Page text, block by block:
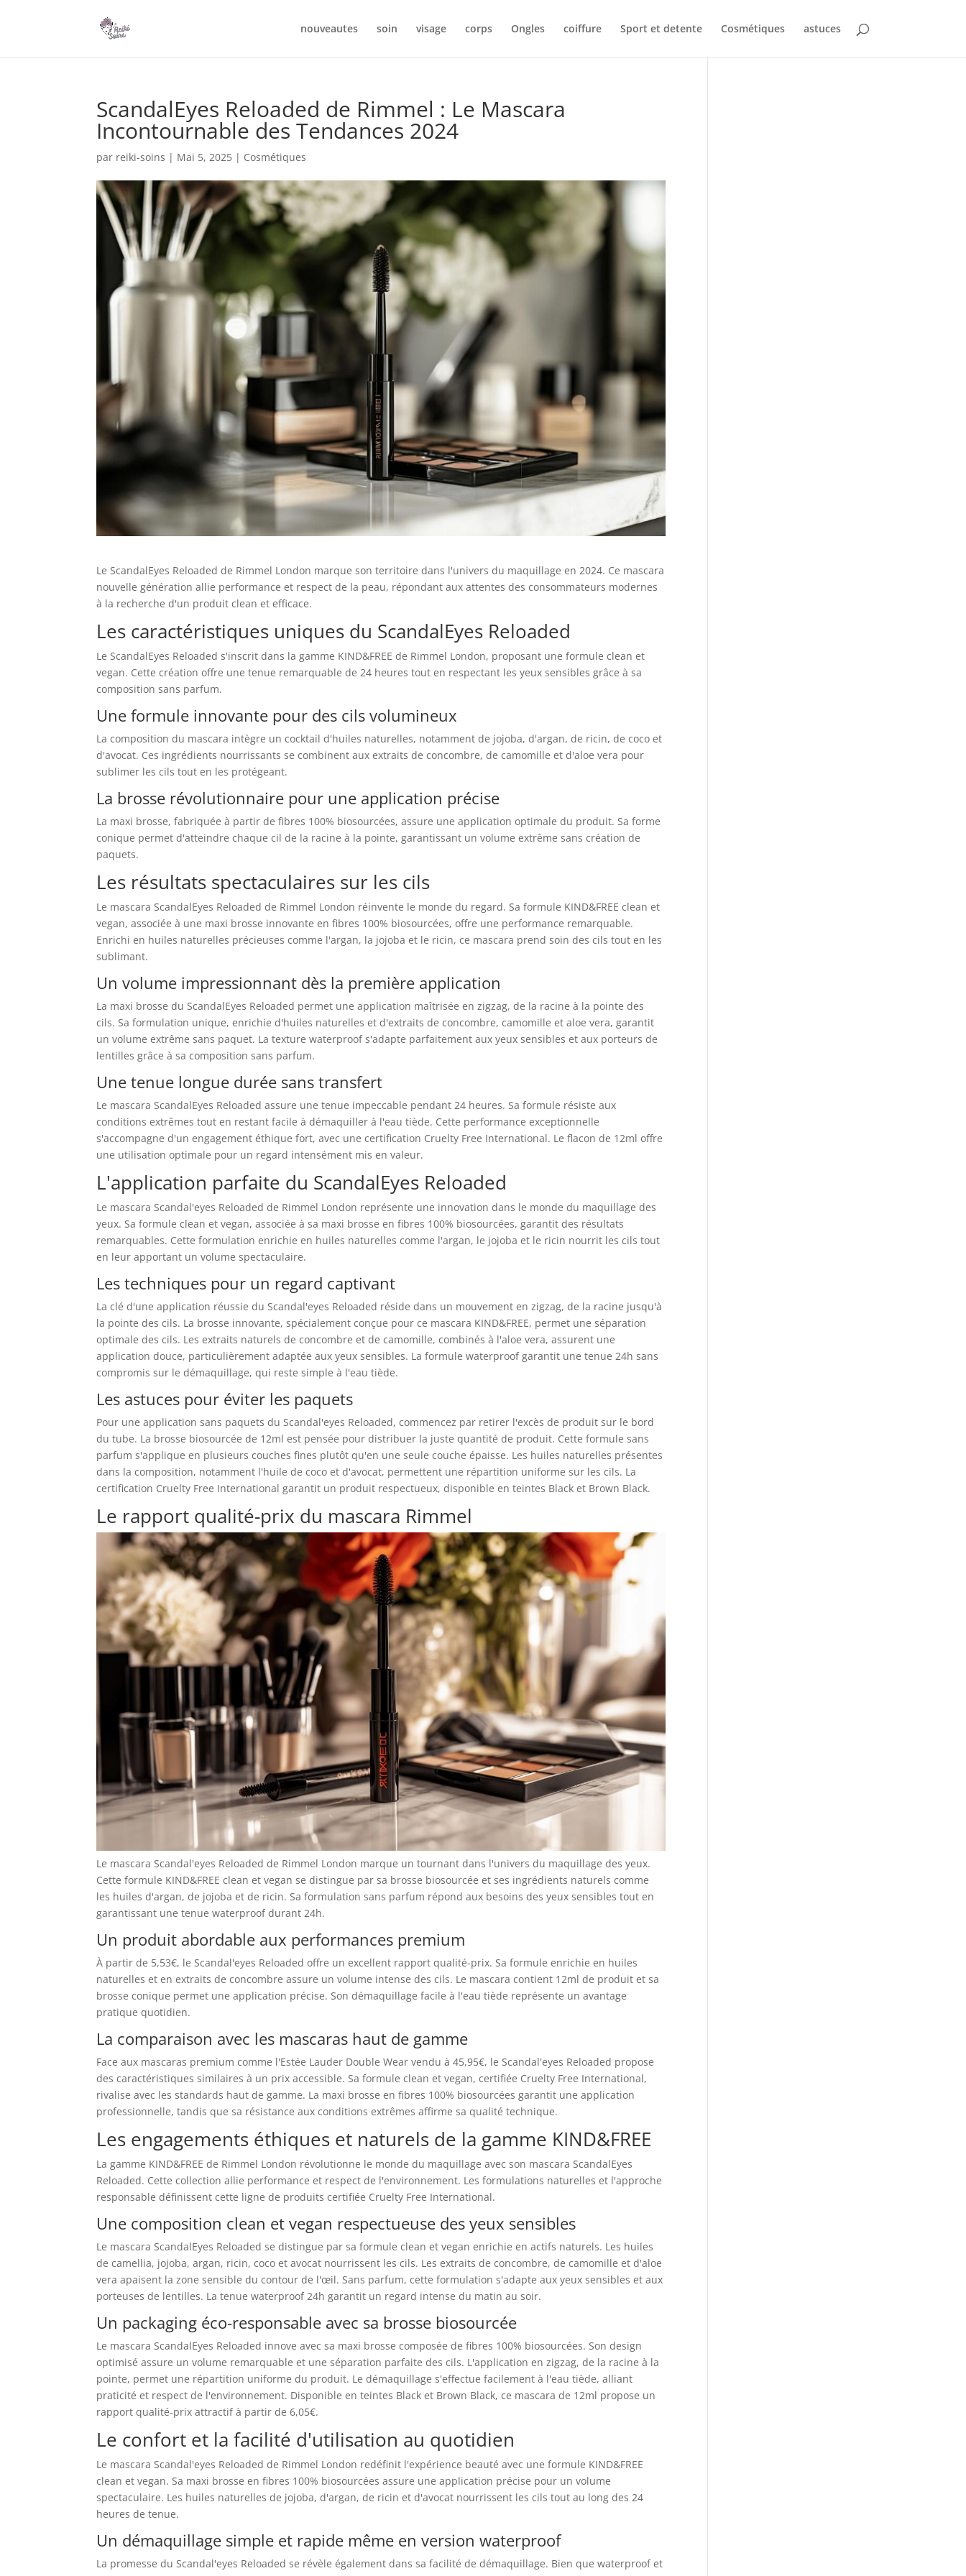
nouveautes soin visage corps Ongles coiffure Sport et detente Cosmétiques astuces
ScandalEyes Reloaded de Rimmel : Le Mascara
Incontournable des Tendances 2024
par reiki-soins | Mai 5, 2025 | Cosmétiques
Le ScandalEyes Reloaded de Rimmel London marque son territoire dans l'univers du maquillage en 2024. Ce mascara
nouvelle génération allie performance et respect de la peau, répondant aux attentes des consommateurs modernes
à la recherche d'un produit clean et efficace.
Les caractéristiques uniques du ScandalEyes Reloaded
Le ScandalEyes Reloaded s'inscrit dans la gamme KIND&FREE de Rimmel London, proposant une formule clean et
vegan. Cette création offre une tenue remarquable de 24 heures tout en respectant les yeux sensibles grâce à sa
composition sans parfum.
Une formule innovante pour des cils volumineux
La composition du mascara intègre un cocktail d'huiles naturelles, notamment de jojoba, d'argan, de ricin, de coco et
d'avocat. Ces ingrédients nourrissants se combinent aux extraits de concombre, de camomille et d'aloe vera pour
sublimer les cils tout en les protégeant.
La brosse révolutionnaire pour une application précise
La maxi brosse, fabriquée à partir de fibres 100% biosourcées, assure une application optimale du produit. Sa forme
conique permet d'atteindre chaque cil de la racine à la pointe, garantissant un volume extrême sans création de
paquets.
Les résultats spectaculaires sur les cils
Le mascara ScandalEyes Reloaded de Rimmel London réinvente le monde du regard. Sa formule KIND&FREE clean et
vegan, associée à une maxi brosse innovante en fibres 100% biosourcées, offre une performance remarquable.
Enrichi en huiles naturelles précieuses comme l'argan, la jojoba et le ricin, ce mascara prend soin des cils tout en les
sublimant.
Un volume impressionnant dès la première application
La maxi brosse du ScandalEyes Reloaded permet une application maîtrisée en zigzag, de la racine à la pointe des
cils. Sa formulation unique, enrichie d'huiles naturelles et d'extraits de concombre, camomille et aloe vera, garantit
un volume extrême sans paquet. La texture waterproof s'adapte parfaitement aux yeux sensibles et aux porteurs de
lentilles grâce à sa composition sans parfum.
Une tenue longue durée sans transfert
Le mascara ScandalEyes Reloaded assure une tenue impeccable pendant 24 heures. Sa formule résiste aux
conditions extrêmes tout en restant facile à démaquiller à l'eau tiède. Cette performance exceptionnelle
s'accompagne d'un engagement éthique fort, avec une certification Cruelty Free International. Le flacon de 12ml offre
une utilisation optimale pour un regard intensément mis en valeur.
L'application parfaite du ScandalEyes Reloaded
Le mascara Scandal'eyes Reloaded de Rimmel London représente une innovation dans le monde du maquillage des
yeux. Sa formule clean et vegan, associée à sa maxi brosse en fibres 100% biosourcées, garantit des résultats
remarquables. Cette formulation enrichie en huiles naturelles comme l'argan, le jojoba et le ricin nourrit les cils tout
en leur apportant un volume spectaculaire.
Les techniques pour un regard captivant
La clé d'une application réussie du Scandal'eyes Reloaded réside dans un mouvement en zigzag, de la racine jusqu'à
la pointe des cils. La brosse innovante, spécialement conçue pour ce mascara KIND&FREE, permet une séparation
optimale des cils. Les extraits naturels de concombre et de camomille, combinés à l'aloe vera, assurent une
application douce, particulièrement adaptée aux yeux sensibles. La formule waterproof garantit une tenue 24h sans
compromis sur le démaquillage, qui reste simple à l'eau tiède.
Les astuces pour éviter les paquets
Pour une application sans paquets du Scandal'eyes Reloaded, commencez par retirer l'excès de produit sur le bord
du tube. La brosse biosourcée de 12ml est pensée pour distribuer la juste quantité de produit. Cette formule sans
parfum s'applique en plusieurs couches fines plutôt qu'en une seule couche épaisse. Les huiles naturelles présentes
dans la composition, notamment l'huile de coco et d'avocat, permettent une répartition uniforme sur les cils. La
certification Cruelty Free International garantit un produit respectueux, disponible en teintes Black et Brown Black.
Le rapport qualité-prix du mascara Rimmel
Le mascara Scandal'eyes Reloaded de Rimmel London marque un tournant dans l'univers du maquillage des yeux.
Cette formule KIND&FREE clean et vegan se distingue par sa brosse biosourcée et ses ingrédients naturels comme
les huiles d'argan, de jojoba et de ricin. Sa formulation sans parfum répond aux besoins des yeux sensibles tout en
garantissant une tenue waterproof durant 24h.
Un produit abordable aux performances premium
À partir de 5,53€, le Scandal'eyes Reloaded offre un excellent rapport qualité-prix. Sa formule enrichie en huiles
naturelles et en extraits de concombre assure un volume intense des cils. Le mascara contient 12ml de produit et sa
brosse conique permet une application précise. Son démaquillage facile à l'eau tiède représente un avantage
pratique quotidien.
La comparaison avec les mascaras haut de gamme
Face aux mascaras premium comme l'Estée Lauder Double Wear vendu à 45,95€, le Scandal'eyes Reloaded propose
des caractéristiques similaires à un prix accessible. Sa formule clean et vegan, certifiée Cruelty Free International,
rivalise avec les standards haut de gamme. La maxi brosse en fibres 100% biosourcées garantit une application
professionnelle, tandis que sa résistance aux conditions extrêmes affirme sa qualité technique.
Les engagements éthiques et naturels de la gamme KIND&FREE
La gamme KIND&FREE de Rimmel London révolutionne le monde du maquillage avec son mascara ScandalEyes
Reloaded. Cette collection allie performance et respect de l'environnement. Les formulations naturelles et l'approche
responsable définissent cette ligne de produits certifiée Cruelty Free International.
Une composition clean et vegan respectueuse des yeux sensibles
Le mascara ScandalEyes Reloaded se distingue par sa formule clean et vegan enrichie en actifs naturels. Les huiles
de camellia, jojoba, argan, ricin, coco et avocat nourrissent les cils. Les extraits de concombre, de camomille et d'aloe
vera apaisent la zone sensible du contour de l'œil. Sans parfum, cette formulation s'adapte aux yeux sensibles et aux
porteuses de lentilles. La tenue waterproof 24h garantit un regard intense du matin au soir.
Un packaging éco-responsable avec sa brosse biosourcée
Le mascara ScandalEyes Reloaded innove avec sa maxi brosse composée de fibres 100% biosourcées. Son design
optimisé assure un volume remarquable et une séparation parfaite des cils. L'application en zigzag, de la racine à la
pointe, permet une répartition uniforme du produit. Le démaquillage s'effectue facilement à l'eau tiède, alliant
praticité et respect de l'environnement. Disponible en teintes Black et Brown Black, ce mascara de 12ml propose un
rapport qualité-prix attractif à partir de 6,05€.
Le confort et la facilité d'utilisation au quotidien
Le mascara Scandal'eyes Reloaded de Rimmel London redéfinit l'expérience beauté avec une formule KIND&FREE
clean et vegan. Sa maxi brosse en fibres 100% biosourcées assure une application précise pour un volume
spectaculaire. Les huiles naturelles de jojoba, d'argan, de ricin et d'avocat nourrissent les cils tout au long des 24
heures de tenue.
Un démaquillage simple et rapide même en version waterproof
La promesse du Scandal'eyes Reloaded se révèle également dans sa facilité de démaquillage. Bien que waterproof et